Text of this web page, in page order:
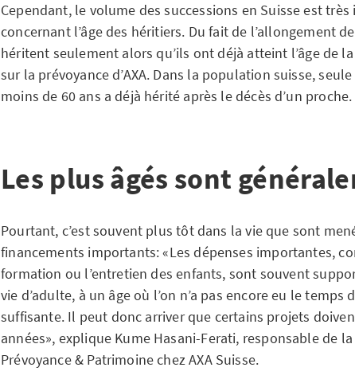
Cependant, le volume des successions en Suisse est
concernant l’âge des héritiers. Du fait de l’allongement
héritent seulement alors qu’ils ont déjà atteint l’âge de
sur la prévoyance d’AXA. Dans la population suisse,
moins de 60 ans a déjà hérité après le décès d’un proche.
Les plus âgés sont
Pourtant, c’est souvent plus tôt dans la vie que sont
financements importants: «Les dépenses importantes,
formation ou l’entretien des enfants, sont souvent
vie d’adulte, à un âge où l’on n’a pas encore eu le
suffisante. Il peut donc arriver que certains projets
années», explique Kume Hasani-Ferati, responsable de
Prévoyance & Patrimoine chez AXA Suisse.